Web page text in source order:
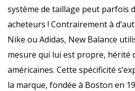
système de taillage peut parfois
acheteurs ! Contrairement à
Nike ou Adidas, New Balance
mesure qui lui est propre, hérité
américaines. Cette spécificité
la marque, fondée à Boston en